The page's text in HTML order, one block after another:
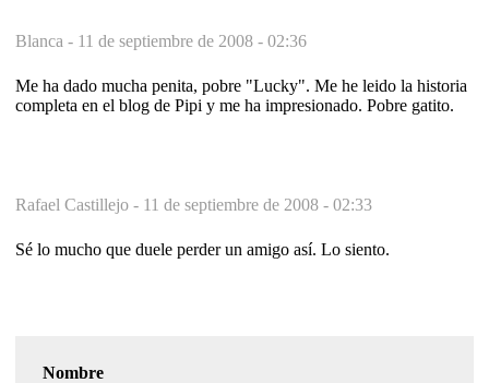
Blanca - 11 de septiembre de 2008 - 02:36
Me ha dado mucha penita, pobre "Lucky". Me he leido la historia
completa en el blog de Pipi y me ha impresionado. Pobre gatito.
Rafael Castillejo - 11 de septiembre de 2008 - 02:33
Sé lo mucho que duele perder un amigo así. Lo siento.
Nombre